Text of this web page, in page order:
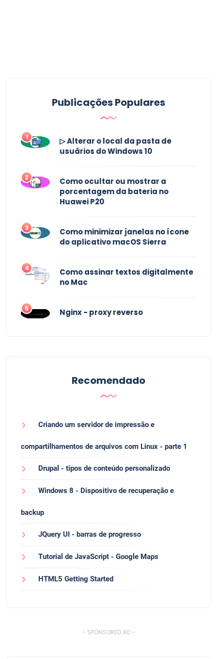
Publicações Populares
1
▷ Alterar o local da pasta de
usuários do Windows 10
2
Como ocultar ou mostrar a
porcentagem da bateria no
Huawei P20
3
Como minimizar janelas no ícone
do aplicativo macOS Sierra
4
Como assinar textos digitalmente
no Mac
5 Nginx - proxy reverso
Recomendado
Criando um servidor de impressão e
compartilhamentos de arquivos com Linux - parte 1
Drupal - tipos de conteúdo personalizado
Windows 8 - Dispositivo de recuperação e
backup
JQuery UI - barras de progresso
Tutorial de JavaScript - Google Maps
HTML5 Getting Started
- SPONSORED AD -